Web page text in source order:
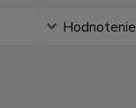
Hodnotenie